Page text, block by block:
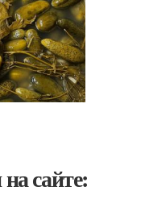
сайте: